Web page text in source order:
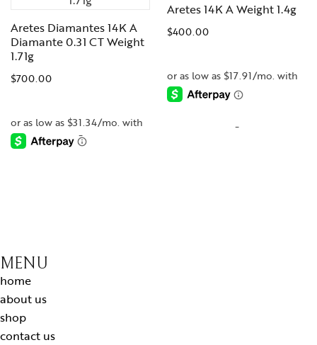
Aretes Diamantes 14K A
Diamante 0.31 CT Weight
1.71g
$700.00
-
Aretes 14K A Weight 1.4g
$400.00
-
MENU
home
about us
shop
contact us